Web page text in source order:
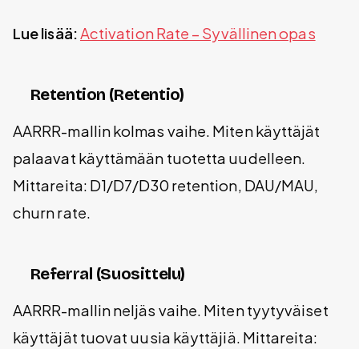
Lue lisää:Activation Rate – Syvällinen opas
Retention (Retentio)
AARRR-mallin kolmas vaihe. Miten käyttäjät
palaavat käyttämään tuotetta uudelleen.
Mittareita: D1/D7/D30 retention, DAU/MAU,
churn rate.
Referral (Suosittelu)
AARRR-mallin neljäs vaihe. Miten tyytyväiset
käyttäjät tuovat uusia käyttäjiä. Mittareita: